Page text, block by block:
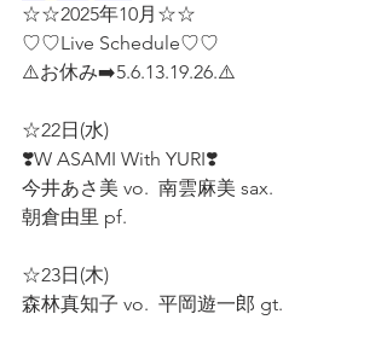
☆☆2025年10月☆☆
♡♡Live Schedule♡♡
⚠️お休み➡️5.6.13.19.26.⚠️
☆22日(水)
❣️W ASAMI With YURI❣️
今井あさ美 vo.  南雲麻美 sax.
朝倉由里 pf.
☆23日(木)
森林真知子 vo.  平岡遊一郎 gt.